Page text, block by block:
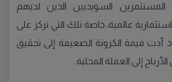
السويديين الذين لديهم
عالمية، خاصة تلك التي تركز على
إذ أدت قيمة الكرونة الضعيفة إلى تحقيق
إلى العملة المحلية.